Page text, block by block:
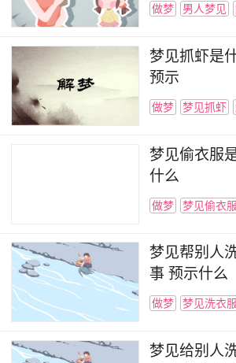
做梦 男人梦见
梦见抓虾是
预示
做梦 梦见抓虾
梦见偷衣服
什么
做梦 梦见偷衣服
梦见帮别人
事 预示什么
做梦 梦见洗衣服
梦见给别人